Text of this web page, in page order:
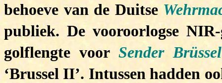
behoeve van de Duitse
publiek. De vooroorlogse
golflengte voor Sender Brüssel
‘Brussel II’. Intussen hadden